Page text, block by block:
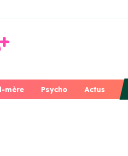
mère Psycho Actus